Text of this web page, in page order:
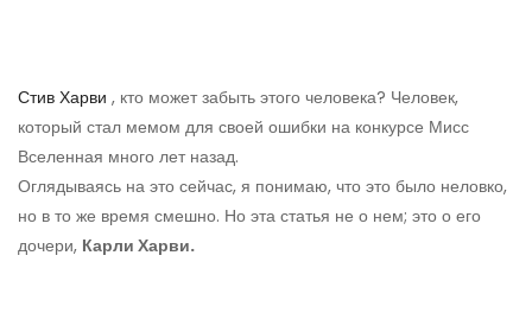
Стив Харви , кто может забыть этого человека? Человек,
который стал мемом для своей ошибки на конкурсе Мисс
Вселенная много лет назад.
Оглядываясь на это сейчас, я понимаю, что это было неловко,
но в то же время смешно. Но эта статья не о нем; это о его
дочери, Карли Харви.